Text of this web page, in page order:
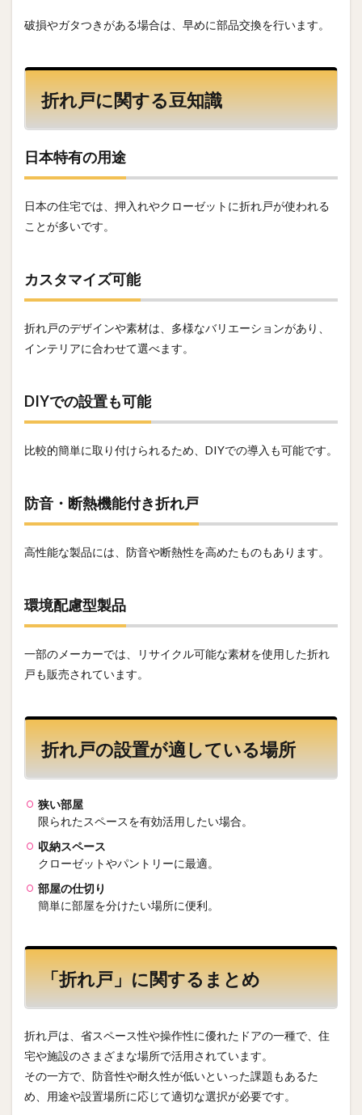
破損やガタつきがある場合は、早めに部品交換を行います。
折れ戸に関する豆知識
日本特有の用途
日本の住宅では、押入れやクローゼットに折れ戸が使われる
ことが多いです。
カスタマイズ可能
折れ戸のデザインや素材は、多様なバリエーションがあり、
インテリアに合わせて選べます。
DIYでの設置も可能
比較的簡単に取り付けられるため、DIYでの導入も可能です。
防音・断熱機能付き折れ戸
高性能な製品には、防音や断熱性を高めたものもあります。
環境配慮型製品
一部のメーカーでは、リサイクル可能な素材を使用した折れ
戸も販売されています。
折れ戸の設置が適している場所
狭い部屋
限られたスペースを有効活用したい場合。
収納スペース
クローゼットやパントリーに最適。
部屋の仕切り
簡単に部屋を分けたい場所に便利。
「折れ戸」に関するまとめ
折れ戸は、省スペース性や操作性に優れたドアの一種で、住
宅や施設のさまざまな場所で活用されています。
その一方で、防音性や耐久性が低いといった課題もあるた
め、用途や設置場所に応じて適切な選択が必要です。